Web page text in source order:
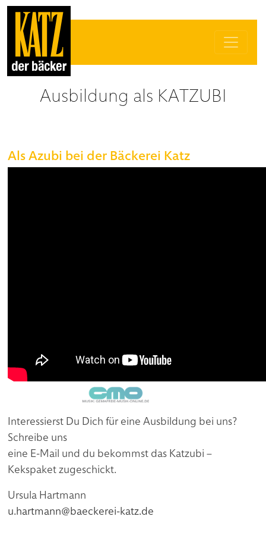
Ausbildung als KATZUBI
Als Azubi bei der Bäckerei Katz
Interessierst Du Dich für eine Ausbildung bei uns?
Schreibe uns
eine E-Mail und du bekommst das Katzubi –
Kekspaket zugeschickt.
Ursula Hartmann
u.hartmann@baeckerei-katz.de